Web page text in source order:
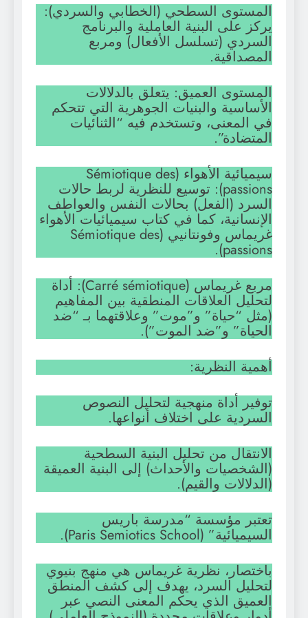
المستوى السطحي (الخطابي والسردي):
يركز على البنية العاملية والبرنامج
السردي (تسلسل الأفعال) ومربع
المصداقية.
المستوى العميق: يتعلق بالدلالات
الأساسية والبنيات الجوهرية التي تتحكم
في المعنى، وتستخدم فيه “الثنائيات
المتضادة”.
سيميائية الأهواء (Sémiotique des
passions): توسيع للنظرية لربط حالات
السرد (الفعل) بحالات النفس والعواطف
الإنسانية، كما في كتاب سيميائيات الأهواء
غريماس وفونتانيي (Sémiotique des
passions).
مربع غريماس (Carré sémiotique): أداة
لتحليل العلاقات المنطقية بين المفاهيم
(مثل “حياة” و”موت” وعلاقتهما بـ “ضد
الحياة” و”ضد الموت”).
أهمية النظرية:
توفير أداة منهجية لتحليل النصوص
السردية على اختلاف أنواعها.
الانتقال من تحليل البنية السطحية
(الشخصيات والأحداث) إلى البنية العميقة
(الدلالات والقيم).
تعتبر مؤسسة “مدرسة باريس
السيميائية” (Paris Semiotics School).
باختصار، نظرية غريماس هي منهج بنيوي
لتحليل السرد، يهدف إلى كشف المنطق
العميق الذي يحكم المعنى النصي عبر